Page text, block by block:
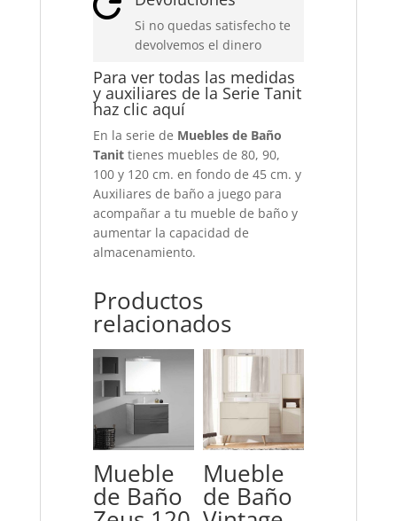
Si no quedas satisfecho te
devolvemos el dinero
Para ver todas las medidas
y auxiliares de la Serie Tanit
haz clic aquí
En la serie de Muebles de Baño
Tanit tienes muebles de 80, 90,
100 y 120 cm. en fondo de 45 cm. y
Auxiliares de baño a juego para
acompañar a tu mueble de baño y
aumentar la capacidad de
almacenamiento.
Productos
relacionados
Mueble
de Baño
Mueble
de Baño